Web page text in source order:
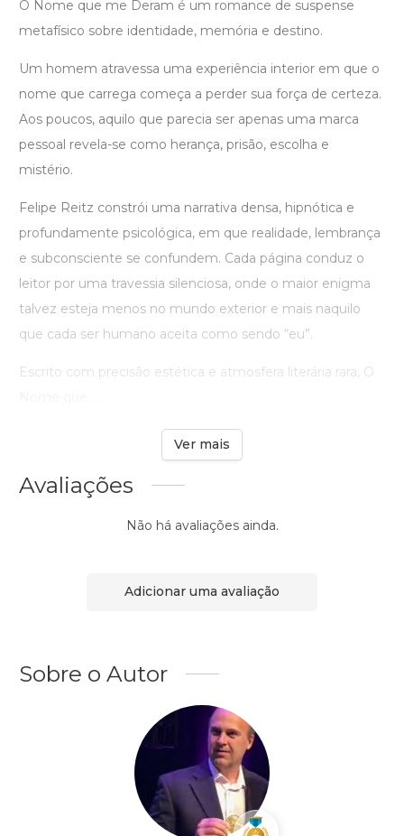
O Nome que me Deram é um romance de suspense
metafísico sobre identidade, memória e destino.
Um homem atravessa uma experiência interior em que o
nome que carrega começa a perder sua força de certeza.
Aos poucos, aquilo que parecia ser apenas uma marca
pessoal revela-se como herança, prisão, escolha e
mistério.
Felipe Reitz constrói uma narrativa densa, hipnótica e
profundamente psicológica, em que realidade, lembrança
e subconsciente se confundem. Cada página conduz o
leitor por uma travessia silenciosa, onde o maior enigma
talvez esteja menos no mundo exterior e mais naquilo
que cada ser humano aceita como sendo “eu”.
Escrito com precisão estética e atmosfera literária rara, O
Ver mais
Avaliações
Não há avaliações ainda.
Adicionar uma avaliação
Sobre o Autor